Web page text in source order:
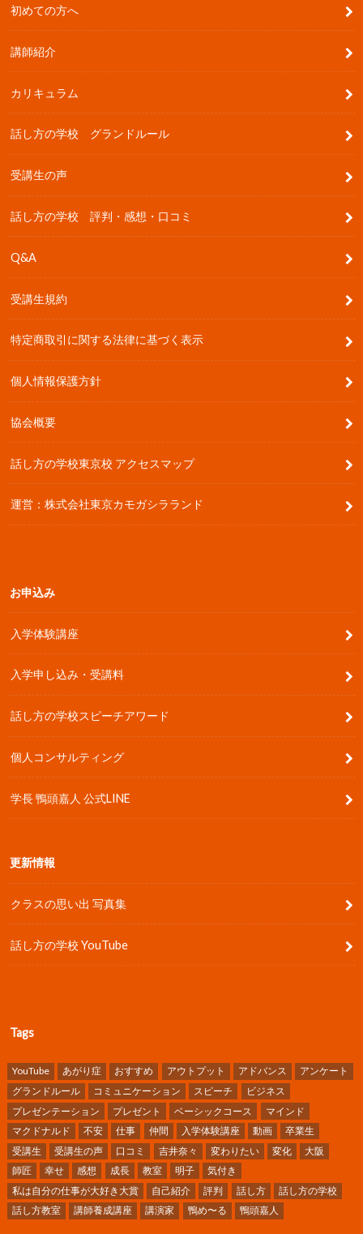
初めての方へ
講師紹介
カリキュラム
話し方の学校 グランドルール
受講生の声
話し方の学校 評判・感想・口コミ
Q&A
受講生規約
特定商取引に関する法律に基づく表示
個人情報保護方針
協会概要
話し方の学校東京校 アクセスマップ
運営：株式会社東京カモガシラランド
お申込み
入学体験講座
入学申し込み・受講料
話し方の学校スピーチアワード
個人コンサルティング
学長 鴨頭嘉人 公式LINE
更新情報
クラスの思い出 写真集
話し方の学校 YouTube
Tags
YouTube あがり症 おすすめ アウトプット アドバンス
アンケート
グランドルール
コミュニケーション スピーチ
ビジネス
プレゼンテーション
プレゼント ベーシックコース
マインド
マクドナルド
不安 仕事 仲間 入学体験講座 動画
卒業生
受講生
受講生の声 口コミ 吉井奈々 変わりたい 変化
大阪
師匠
幸せ 感想 成長 教室 明子
気付き
私は自分の仕事が大好き大賞
自己紹介 評判 話し方
話し方の学校
話し方教室
講師養成講座 講演家 鴨め〜る 鴨頭嘉人